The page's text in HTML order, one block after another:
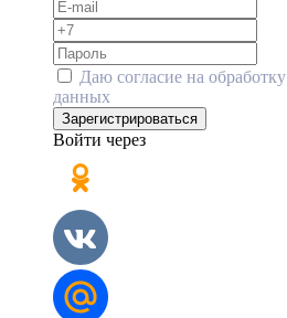
Даю согласие на обработку
данных
Зарегистрироваться
Войти через